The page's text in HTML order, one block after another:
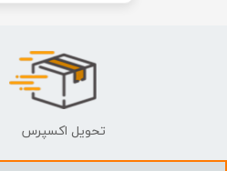
تحویل اکسپرس